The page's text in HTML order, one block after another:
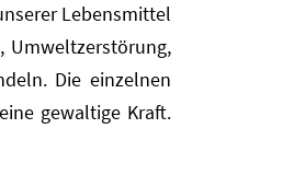
Lebensmittel
Umweltzerstörung,
Die einzelnen
gewaltige Kraft.